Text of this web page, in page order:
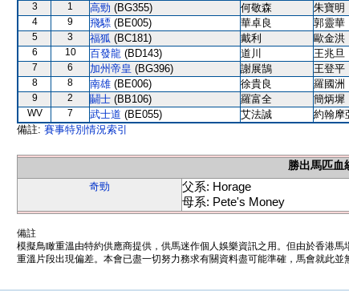
3
1 高勁 (BG355) 何敬森 朱寶明
4
9 飛驃 (BE005) 華卓良 郭靈華
5
3 福狐 (BC181) 戴利 歐金洪
6
10 百發龍 (BD143) 道川 王兆旦
7
6 加州帝皇 (BG396) 謝展鵠 王登平
8
8 南雄 (BE006) 徐貴良 羅國洲
9
2 鬭士 (BB106) 羅富全 簡炳墀
WV
7 武士道 (BE055) 艾法誠 約翰摩
備註: 賽事特別情況索引
勝出馬匹血
奇勁
父系: Horage
母系: Pete's Money
備註
模擬鳥瞰重溫由特約供應商提供，供馬迷作個人娛樂資訊之用。但由於香港
重溫片段出現偏差。本會已盡一切努力務求有關資料盡可能準確，馬會就此並